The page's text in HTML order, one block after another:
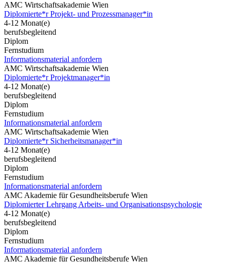
AMC Wirtschaftsakademie Wien
Diplomierte*r Projekt- und Prozessmanager*in
4-12 Monat(e)
berufsbegleitend
Diplom
Fernstudium
Informationsmaterial anfordern
AMC Wirtschaftsakademie Wien
Diplomierte*r Projektmanager*in
4-12 Monat(e)
berufsbegleitend
Diplom
Fernstudium
Informationsmaterial anfordern
AMC Wirtschaftsakademie Wien
Diplomierte*r Sicherheitsmanager*in
4-12 Monat(e)
berufsbegleitend
Diplom
Fernstudium
Informationsmaterial anfordern
AMC Akademie für Gesundheitsberufe Wien
Diplomierter Lehrgang Arbeits- und Organisationspsychologie
4-12 Monat(e)
berufsbegleitend
Diplom
Fernstudium
Informationsmaterial anfordern
AMC Akademie für Gesundheitsberufe Wien